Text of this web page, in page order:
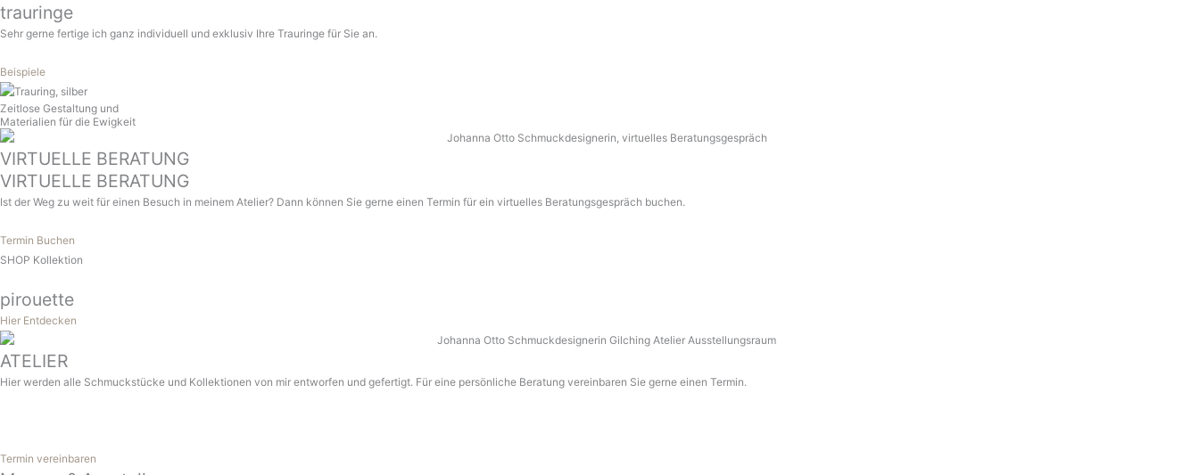
trauringe
Sehr gerne fertige ich ganz individuell und exklusiv Ihre Trauringe für Sie an.
Beispiele
Zeitlose Gestaltung und
Materialien für die Ewigkeit
VIRTUELLE BERATUNG
VIRTUELLE BERATUNG
Ist der Weg zu weit für einen Besuch in meinem Atelier? Dann können Sie gerne einen Termin für ein virtuelles Beratungsgespräch buchen.
Termin Buchen
SHOP Kollektion
pirouette
Hier Entdecken
ATELIER
Hier werden alle Schmuckstücke und Kollektionen von mir entworfen und gefertigt. Für eine persönliche Beratung vereinbaren Sie gerne einen Termin.
Termin vereinbaren